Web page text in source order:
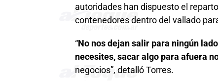
autoridades han dispuesto el
contenedores dentro del vallado
“No nos dejan salir para ningún
necesites, sacar algo para afuera
negocios”, detalló Torres.